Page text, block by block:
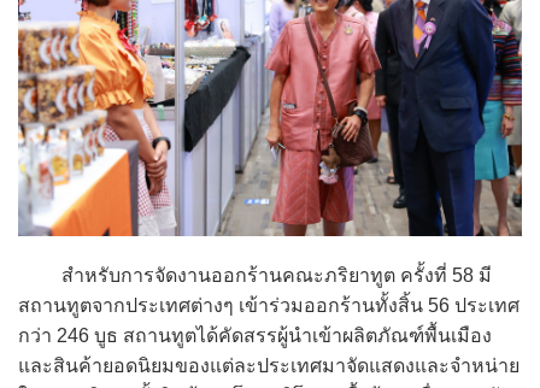
สำหรับการจัดงานออกร้านคณะภริยาทูต ครั้งที่ 58 มี
สถานทูตจากประเทศต่างๆ เข้าร่วมออกร้านทั้งสิ้น 56 ประเทศ
กว่า 246 บูธ สถานทูตได้คัดสรรผู้นำเข้าผลิตภัณฑ์พื้นเมือง
และสินค้ายอดนิยมของแต่ละประเทศมาจัดแสดงและจำหน่าย